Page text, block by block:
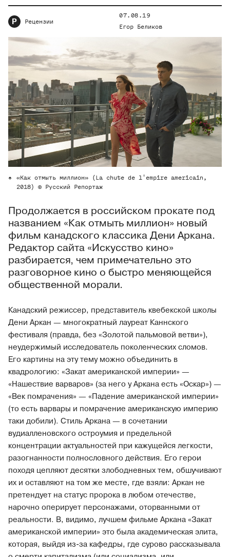
Р Рецензии
07.08.19
Егор Беликов
«Как отмыть миллион» (La chute de l'empire americain,
2018) © Русский Репортаж
Продолжается в российском прокате под
названием «Как отмыть миллион» новый
фильм канадского классика Дени Аркана.
Редактор сайта «Искусство кино»
разбирается, чем примечательно это
разговорное кино о быстро меняющейся
общественной морали.
Канадский режиссер, представитель квебекской школы
Дени Аркан — многократный лауреат Каннского
фестиваля (правда, без «Золотой пальмовой ветви»),
неудержимый исследователь поколенческих сломов.
Его картины на эту тему можно объединить в
квадрологию: «Закат американской империи» —
«Нашествие варваров» (за него у Аркана есть «Оскар») —
«Век помрачения» — «Падение американской империи»
(то есть варвары и помрачение американскую империю
таки добили). Стиль Аркана — в сочетании
вудиалленовского остроумия и предельной
концентрации актуальностей при кажущейся легкости,
разогнанности полнословного действия. Его герои
походя цепляют десятки злободневных тем, обшучивают
их и оставляют на том же месте, где взяли: Аркан не
претендует на статус пророка в любом отечестве,
нарочно оперирует персонажами, оторванными от
реальности. В, видимо, лучшем фильме Аркана «Закат
американской империи» это была академическая элита,
которая, выйдя из-за кафедры, где сурово рассказывала